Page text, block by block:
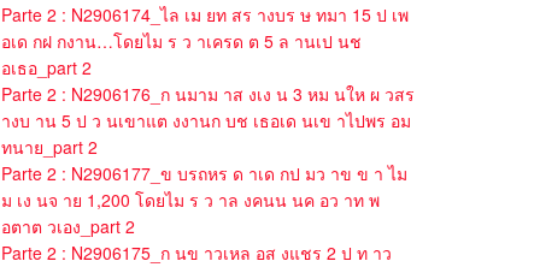
Parte 2 : N2906174_ไล เม ยท สร างบร ษ ทมา 15 ป เพ
อเด กฝ กงาน…โดยไม ร ว าเครด ต 5 ล านเป นช
อเธอ_part 2
Parte 2 : N2906176_ก นมาม าส งเง น 3 หม นให ผ วสร
างบ าน 5 ป ว นเขาแต งงานก บช เธอเด นเข าไปพร อม
ทนาย_part 2
Parte 2 : N2906177_ข บรถหร ด าเด กป มว าข ข า ไม
ม เง นจ าย 1,200 โดยไม ร ว าล งคนน นค อว าท พ
อตาต วเอง_part 2
Parte 2 : N2906175_ก นข าวเหล อส งแชร 2 ป ท าว